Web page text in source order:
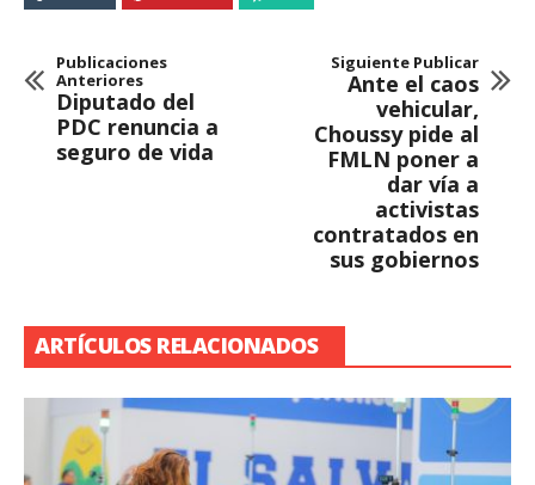
Publicaciones
Anteriores
Diputado del
PDC renuncia a
seguro de vida
Siguiente Publicar
Ante el caos
vehicular,
Choussy pide al
FMLN poner a
dar vía a
activistas
contratados en
sus gobiernos
ARTÍCULOS RELACIONADOS